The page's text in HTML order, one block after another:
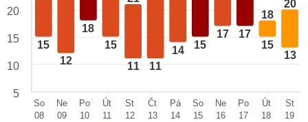
15
12
18
15
11 11
14 15
17 17
18
15
20
13
20
15
10
5
So
08
Ne
09
Po
10
Út
11
St
12
Čt
13
Pá
14
So
15
Ne
16
Po
17
Út
18
St
19